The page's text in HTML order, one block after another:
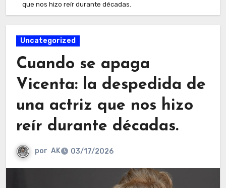
que nos hizo reír durante décadas.
Uncategorized
Cuando se apaga
Vicenta: la despedida de
una actriz que nos hizo
reír durante décadas.
por AK 03/17/2026